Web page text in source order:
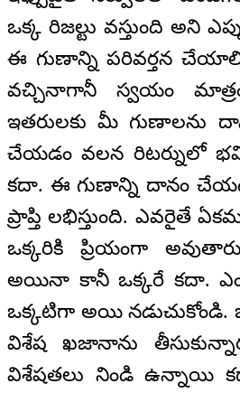
ఒక్క రిజల్టు వస్తుంది అని
ఈ గుణాన్ని పరివర్తన
వచ్చినాగానీ స్వయం
ఇతరులకు మీ గుణాలను
చేయడం వలన రిటర్నులో
కదా. ఈ గుణాన్ని దానం
ప్రాప్తి లభిస్తుంది. ఎవరైతే
ఒక్కరికి ప్రియంగా
అయినా కానీ ఒక్కరే కదా.
ఒక్కటిగా అయి
విశేష ఖజానాను
విశేషతలు నిండి ఉన్నాయి